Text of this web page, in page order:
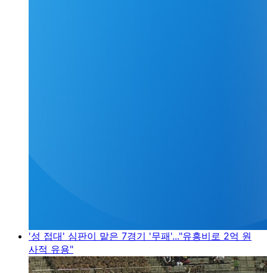
'성 접대' 심판이 맡은 7경기 '무패'..."유흥비로 2억 원
사적 유용"